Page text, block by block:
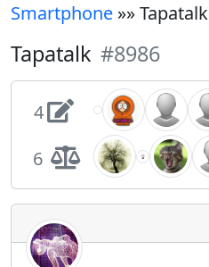
Smartphone »» Tapatalk
Tapatalk #8986
4
6